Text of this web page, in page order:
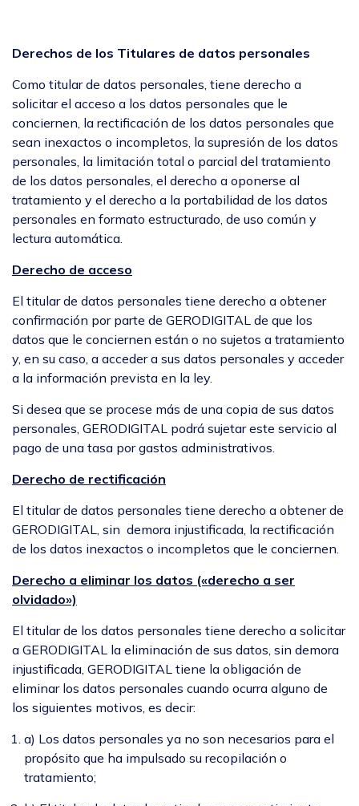
Derechos de los Titulares de datos personales
Como titular de datos personales, tiene derecho a
solicitar el acceso a los datos personales que le
conciernen, la rectificación de los datos personales que
sean inexactos o incompletos, la supresión de los datos
personales, la limitación total o parcial del tratamiento
de los datos personales, el derecho a oponerse al
tratamiento y el derecho a la portabilidad de los datos
personales en formato estructurado, de uso común y
lectura automática.
Derecho de acceso
El titular de datos personales tiene derecho a obtener
confirmación por parte de GERODIGITAL de que los
datos que le conciernen están o no sujetos a tratamiento
y, en su caso, a acceder a sus datos personales y acceder
a la información prevista en la ley.
Si desea que se procese más de una copia de sus datos
personales, GERODIGITAL podrá sujetar este servicio al
pago de una tasa por gastos administrativos.
Derecho de rectificación
El titular de datos personales tiene derecho a obtener de
GERODIGITAL, sin demora injustificada, la rectificación
de los datos inexactos o incompletos que le conciernen.
Derecho a eliminar los datos («derecho a ser
olvidado»)
El titular de los datos personales tiene derecho a solicitar
a GERODIGITAL la eliminación de sus datos, sin demora
injustificada, GERODIGITAL tiene la obligación de
eliminar los datos personales cuando ocurra alguno de
los siguientes motivos, es decir:
a) Los datos personales ya no son necesarios para el
propósito que ha impulsado su recopilación o
tratamiento;